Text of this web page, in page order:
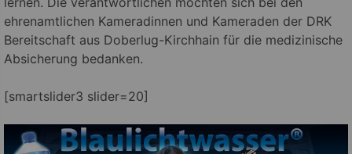
ehrenamtlichen Kameradinnen und Kameraden der DRK
Bereitschaft aus Doberlug-Kirchhain für die medizinische
Absicherung bedanken.
[smartslider3 slider=20]